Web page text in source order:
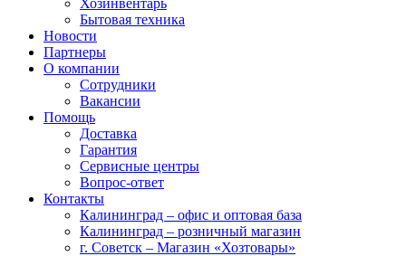
Хозинвентарь
Бытовая техника
Новости
Партнеры
О компании
Сотрудники
Вакансии
Помощь
Доставка
Гарантия
Сервисные центры
Вопрос-ответ
Контакты
Калининград – офис и оптовая база
Калининград – розничный магазин
г. Советск – Магазин «Хозтовары»